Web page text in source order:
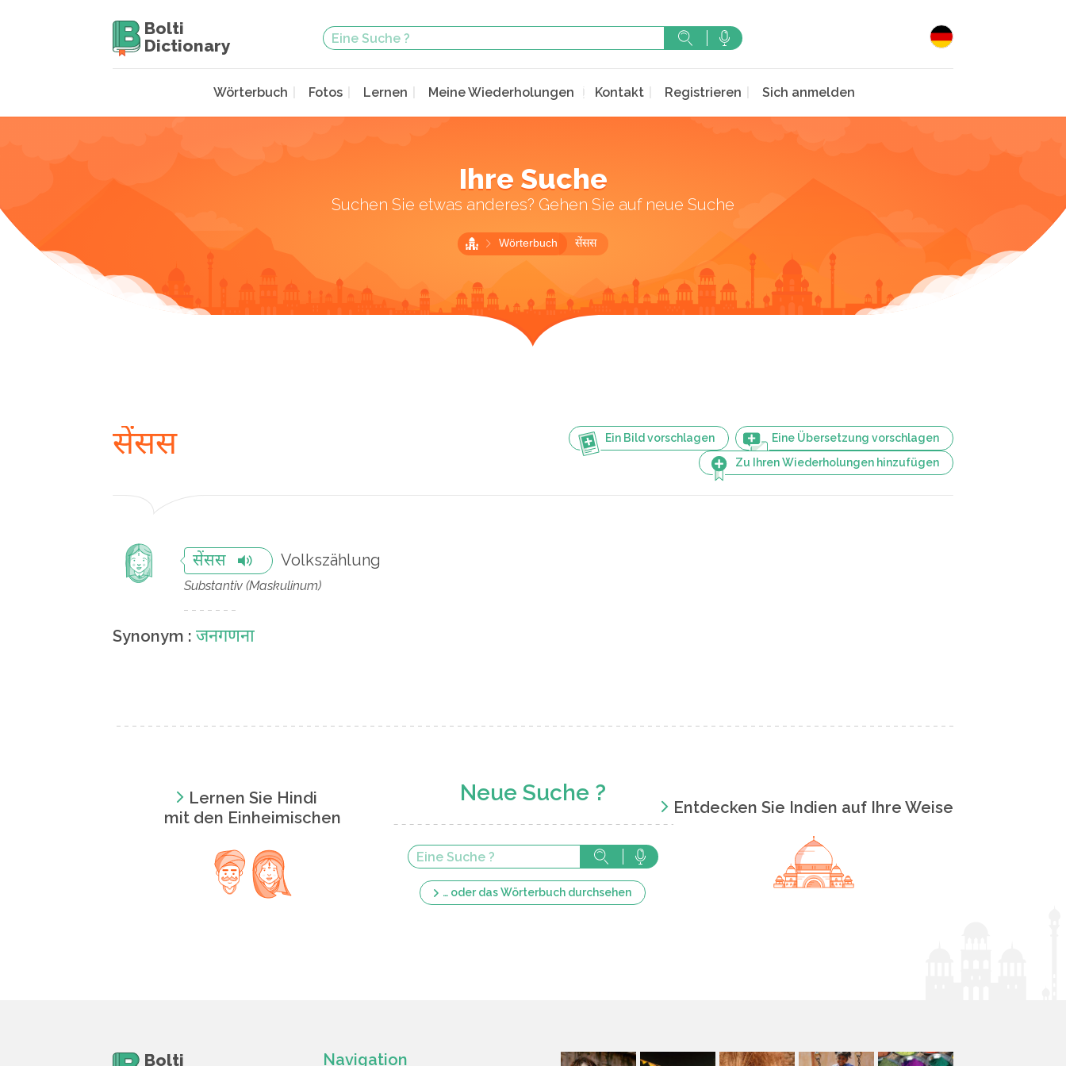
Bolti
Dictionary
Wörterbuch Fotos Lernen Meine Wiederholungen Kontakt Registrieren Sich anmelden
Ihre Suche
Suchen Sie etwas anderes? Gehen Sie auf neue Suche
Wörterbuch सेंसस
Ein Bild vorschlagen
Eine Übersetzung vorschlagen
Zu Ihren Wiederholungen hinzufügen
सेंसस
सेंसस Volkszählung
Substantiv (Maskulinum)
Synonym : जनगणना
Lernen Sie Hindi
mit den Einheimischen
Neue Suche ?
… oder das Wörterbuch durchsehen
Entdecken Sie Indien auf Ihre Weise
Bolti Navigation